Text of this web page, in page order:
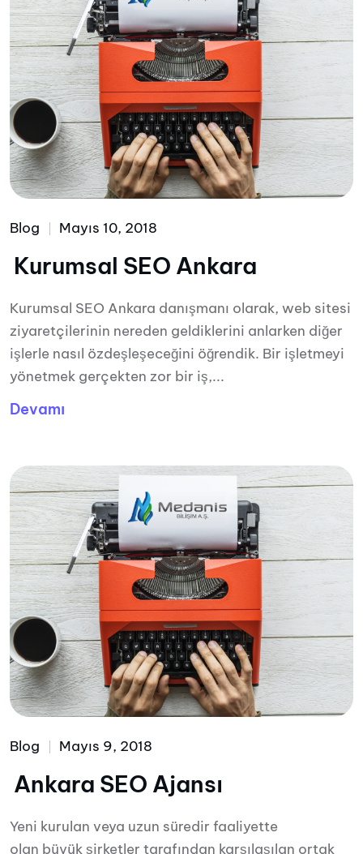
Blog Mayıs 10, 2018
Kurumsal SEO Ankara
Kurumsal SEO Ankara danışmanı olarak, web sitesi
ziyaretçilerinin nereden geldiklerini anlarken diğer
işlerle nasıl özdeşleşeceğini öğrendik. Bir işletmeyi
yönetmek gerçekten zor bir iş,...
Devamı
Blog Mayıs 9, 2018
Ankara SEO Ajansı
Yeni kurulan veya uzun süredir faaliyette
olan büyük şirketler tarafından karşılaşılan ortak